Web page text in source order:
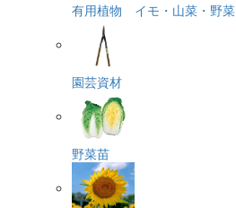
有用植物 イモ・山菜・野菜
園芸資材
野菜苗